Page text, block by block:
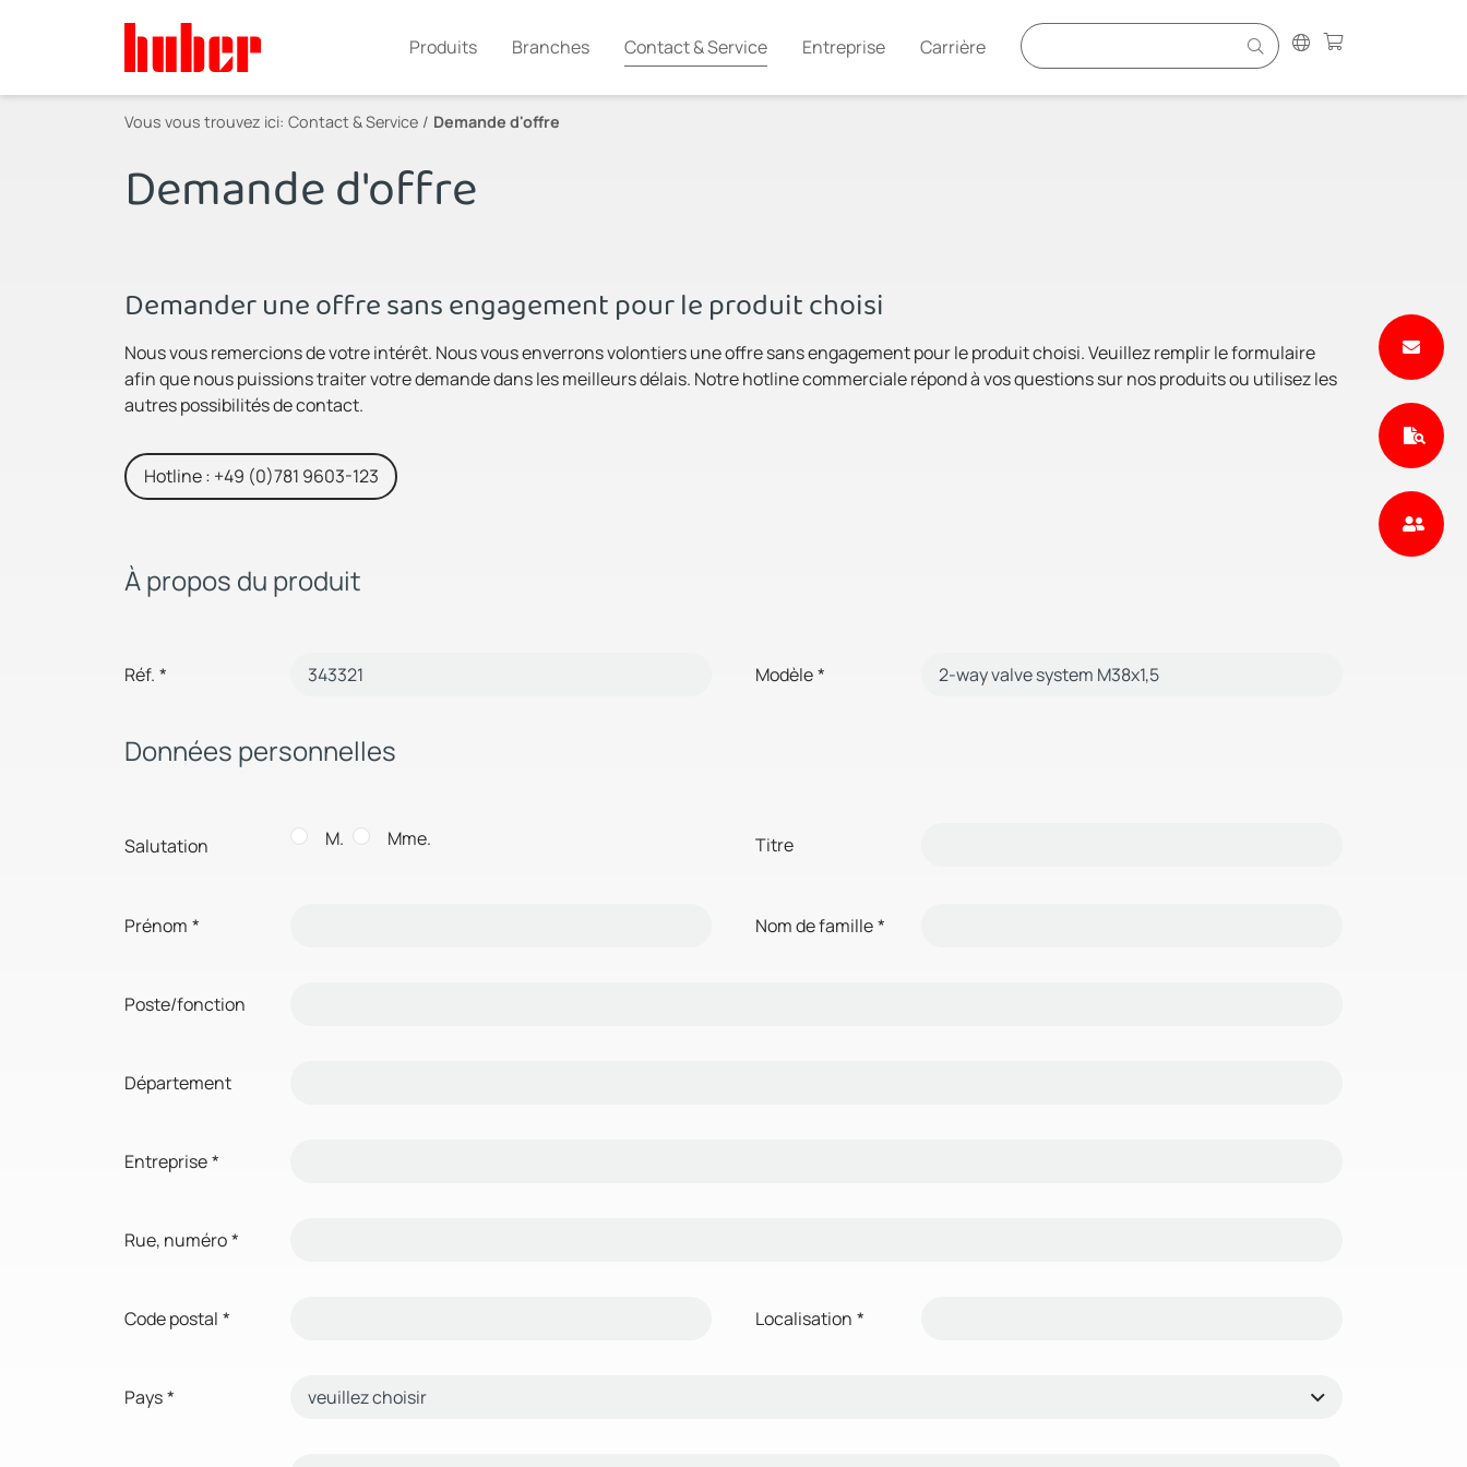
Produits Branches Contact & Service Entreprise Carrière
Vous vous trouvez ici: Contact & Service Demande d'offre
Demande d'offre
Demander une offre sans engagement pour le produit choisi
Nous vous remercions de votre intérêt. Nous vous enverrons volontiers une offre sans engagement pour le produit choisi. Veuillez remplir le formulaire
afin que nous puissions traiter votre demande dans les meilleurs délais. Notre hotline commerciale répond à vos questions sur nos produits ou utilisez les
autres possibilités de contact.
Hotline : +49 (0)781 9603-123
À propos du produit
Réf. * Modèle*
Données personnelles
Salutation M. Mme. Titre
Prénom * Nom de famille*
Poste/fonction
Département
Entreprise*
Rue, numéro*
Code postal * Localisation *
Pays*